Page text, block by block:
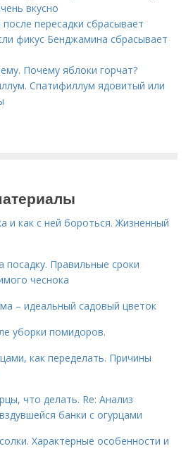
вкусно
пересадки сбрасывает
фикус Бенджамина сбрасывает
Почему яблоки горчат?
Спатифиллум ядовитый или
и как с ней бороться. Жизненный
посадку. Правильные сроки
чеснока
– идеальный садовый цветок
уборки помидоров.
как переделать. Причины
что делать. Re: Анализ
банки с огурцами
Характерные особенности и